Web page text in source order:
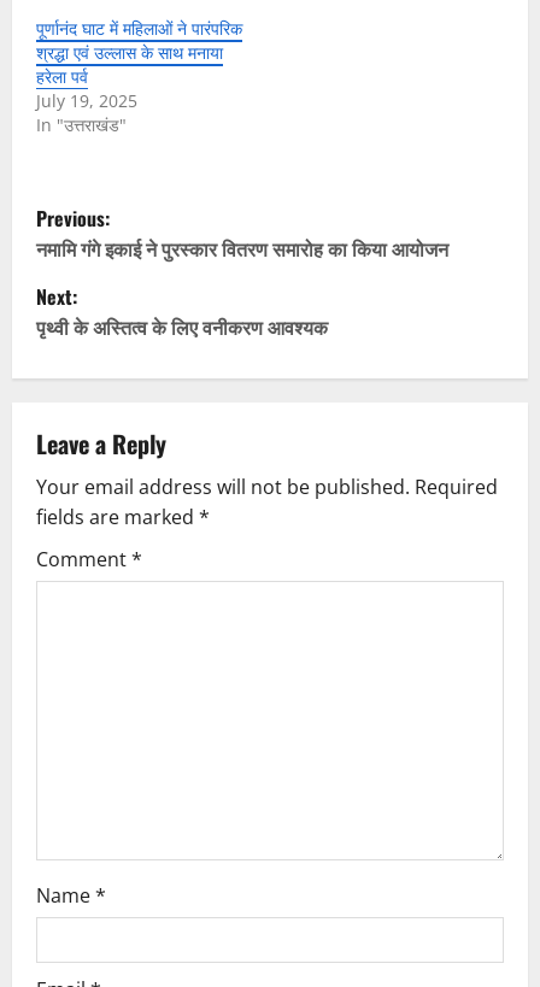
पूर्णानंद घाट में महिलाओं ने पारंपरिक
श्रद्धा एवं उल्लास के साथ मनाया
हरेला पर्व
July 19, 2025
In "उत्तराखंड"
P
o
s
a
v
i
n
Previous:
नमामि गंगे इकाई ने पुरस्कार वितरण समारोह का किया आयोजन
Next:
पृथ्वी के अस्तित्व के लिए वनीकरण आवश्यक
Leave a Reply
Your email address will not be published. Required
fields are marked *
Comment*
Name*